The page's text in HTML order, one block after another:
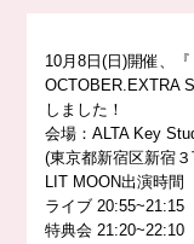
10月8日(日)開催、
OCTOBER.EXTRA
しました ！
会場：ALTA Key
(東京都新宿区新宿
LIT MOON出演時間
ライブ 20:55~21:15
特典会 21:20~22:10